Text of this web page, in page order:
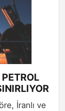
İranlı ve